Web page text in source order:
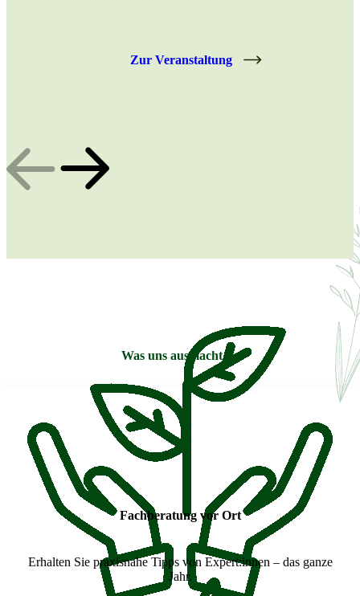
Zur Veranstaltung
Was uns ausmacht …
Fachberatung vor Ort
Erhalten Sie praxisnahe Tipps von Expert:innen – das ganze
Jahr.